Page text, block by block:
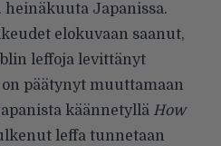
Japanissa.
elokuvaan saanut,
leffoja levittänyt
päätynyt muuttamaan
käännetyllä How
leffa tunnetaan